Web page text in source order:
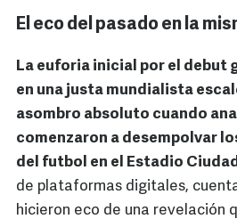
El eco del pasado en la
La euforia inicial por el debut
en una justa mundialista
asombro absoluto cuando
comenzaron a desempolvar
del futbol en el Estadio
de plataformas digitales,
hicieron eco de una revelación